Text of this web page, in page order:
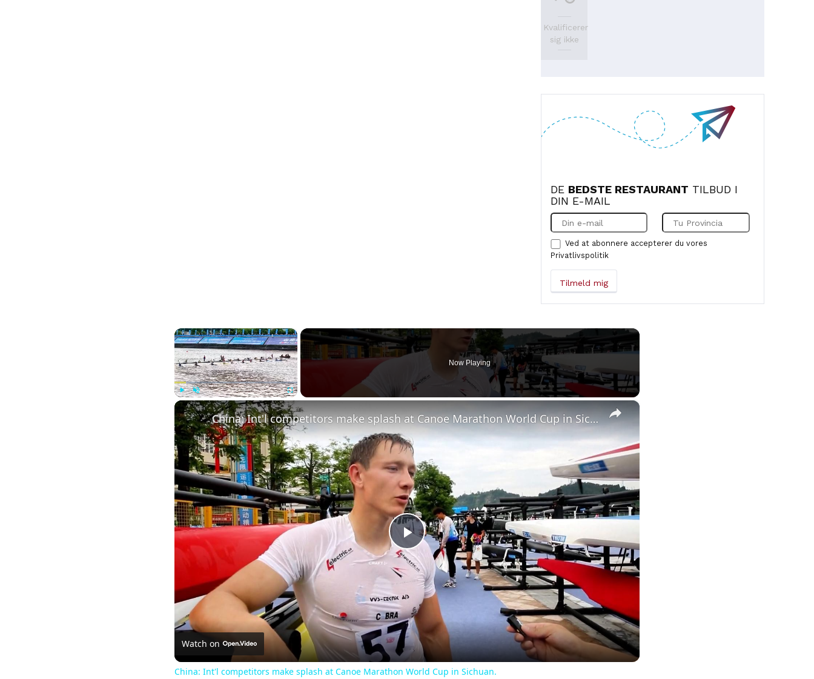
Kvalificerer
sig ikke
DE BEDSTE RESTAURANT TILBUD I
DIN E-MAIL
Ved at abonnere accepterer du vores
Privatlivspolitik
×
Play Unmute Fullscreen
Now Playing
×
Play
Video
China: Int'l competitors make splash at Canoe Marathon World Cup in Sichuan.
Watch on
China: Int'l competitors make splash at Canoe Marathon World Cup in Sichuan.